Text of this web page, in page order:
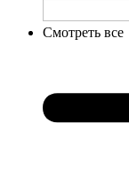
Смотреть все